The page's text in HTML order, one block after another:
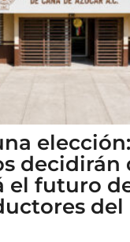
decidirán
el futuro
del